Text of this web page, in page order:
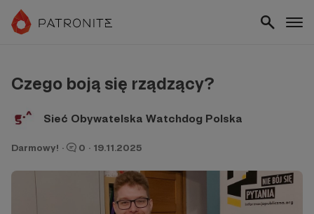
Czego boją się rządzący?
Sieć Obywatelska Watchdog Polska
Darmowy! · 0 · 19.11.2025